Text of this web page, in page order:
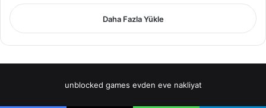
Daha Fazla Yükle
unblocked games evden eve nakliyat